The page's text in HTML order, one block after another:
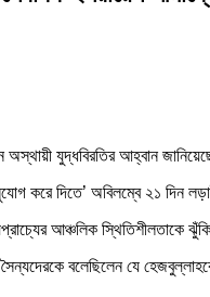
যুদ্ধবিরতির আহ্বান
করে দিতে’ অবিলম্বে ২১ দিন
আঞ্চলিক স্থিতিশীলতাকে
বলেছিলেন যে